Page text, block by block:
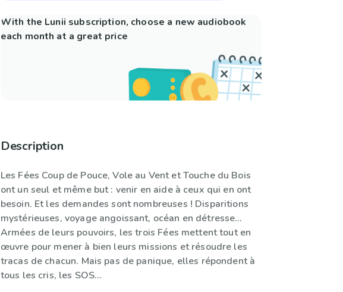
With the Lunii subscription, choose a new audiobook
each month at a great price
Description
Les Fées Coup de Pouce, Vole au Vent et Touche du Bois
ont un seul et même but : venir en aide à ceux qui en ont
besoin. Et les demandes sont nombreuses ! Disparitions
mystérieuses, voyage angoissant, océan en détresse…
Armées de leurs pouvoirs, les trois Fées mettent tout en
œuvre pour mener à bien leurs missions et résoudre les
tracas de chacun. Mais pas de panique, elles répondent à
tous les cris, les SOS…